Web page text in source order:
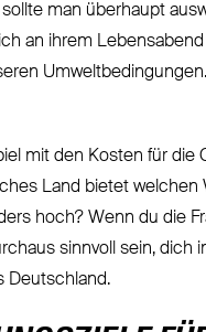
man überhaupt
an ihrem
mit den Kosten für die
Land bietet
hoch? Wenn du die
sinnvoll sein, dich
Deutschland.